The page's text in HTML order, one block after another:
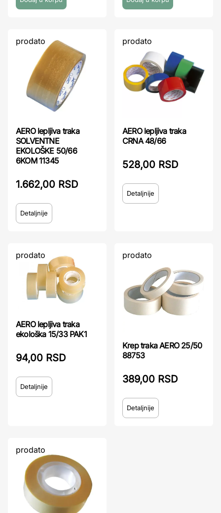
prodato
AERO lepljiva traka
SOLVENTNE
EKOLOŠKE 50/66
6KOM 11345
1.662,00 RSD
Detaljnije
prodato
AERO lepljiva traka
CRNA 48/66
528,00 RSD
Detaljnije
prodato
AERO lepljiva traka
ekološka 15/33 PAK1
94,00 RSD
Detaljnije
prodato
Krep traka AERO 25/50
88753
389,00 RSD
Detaljnije
prodato